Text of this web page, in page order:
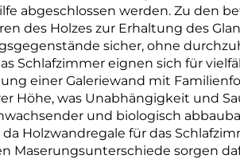
abgeschlossen werden. Zu den
des Holzes zur Erhaltung des
sicher, ohne
Schlafzimmer eignen sich für
einer Galeriewand mit
Höhe, was Unabhängigkeit und
und biologisch
Holzwandregale für das
sorgen